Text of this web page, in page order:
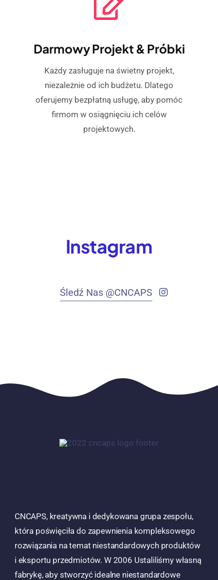
Darmowy Projekt & Próbki
Każdy zasługuje na świetny projekt,
niezależnie od ich budżetu. Dlatego
oferujemy bezpłatną usługę, aby pomóc
firmom w osiągnięciu ich celów
projektowych.
Instagram
Śledź Nas @CNCAPS
CNCAPS, kreatywna i dedykowana grupa zespołu,
która poświęciła do zapewnienia kompleksowego
rozwiązania na temat niestandardowych produktów
i eksportu przedmiotów. W 2006 Ustaliliśmy własną
fabrykę, aby stworzyć idealne niestandardowe